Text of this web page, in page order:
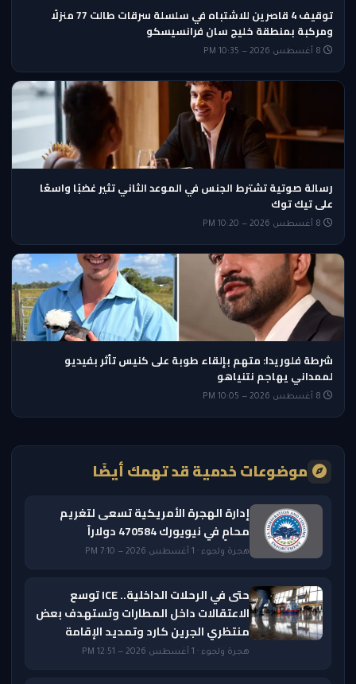
توقيف 4 قاصرين للاشتباه في سلسلة سرقات طالت 77 منزلًا
ومركبة بمنطقة خليج سان فرانسيسكو
رسالة صوتية تشترط الجنس في الموعد الثاني تثير غضبًا واسعًا
على تيك توك
شرطة فلوريدا: متهم بإلقاء طوبة على كنيس تأثر بفيديو
لممداني يهاجم نتنياهو
موضوعات خدمية قد تهمك أيضًا
إدارة الهجرة الأمريكية تسعى لتغريم
محامٍ في نيويورك 470584 دولاراً
هجرة ولجوء · 1 أغسطس 2026 — 7:10 PM
حتى في الرحلات الداخلية.. ICE توسع
الاعتقالات داخل المطارات وتستهدف بعض
منتظري الجرين كارد وتمديد الإقامة
هجرة ولجوء · 1 أغسطس 2026 — 12:51 PM